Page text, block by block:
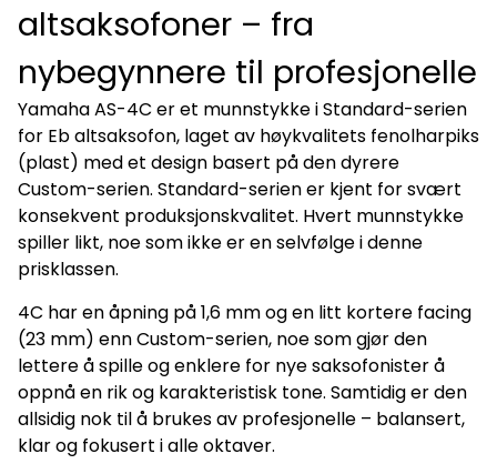
altsaksofoner – fra
nybegynnere til profesjonelle
Yamaha AS-4C er et munnstykke i Standard-serien
for Eb altsaksofon, laget av høykvalitets fenolharpiks
(plast) med et design basert på den dyrere
Custom-serien. Standard-serien er kjent for svært
konsekvent produksjonskvalitet. Hvert munnstykke
spiller likt, noe som ikke er en selvfølge i denne
prisklassen.
4C har en åpning på 1,6 mm og en litt kortere facing
(23 mm) enn Custom-serien, noe som gjør den
lettere å spille og enklere for nye saksofonister å
oppnå en rik og karakteristisk tone. Samtidig er den
allsidig nok til å brukes av profesjonelle – balansert,
klar og fokusert i alle oktaver.